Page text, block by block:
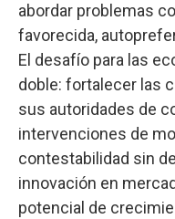
abordar problemas
favorecida,
El desafío para las
doble: fortalecer las
sus autoridades de
intervenciones de
contestabilidad sin
innovación en
potencial de